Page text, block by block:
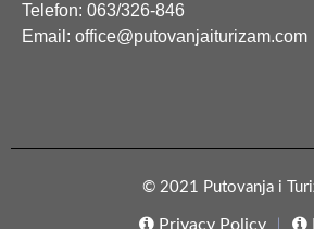
Telefon: 063/326-846
Email: office@putovanjaiturizam.com
© 2021 Putovanja i
Privacy Policy